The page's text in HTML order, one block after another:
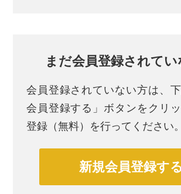
まだ会員登録されて
会員登録されていない方は、
会員登録する」ボタンをクリ
登録（無料）を行ってください。
新規会員登録する